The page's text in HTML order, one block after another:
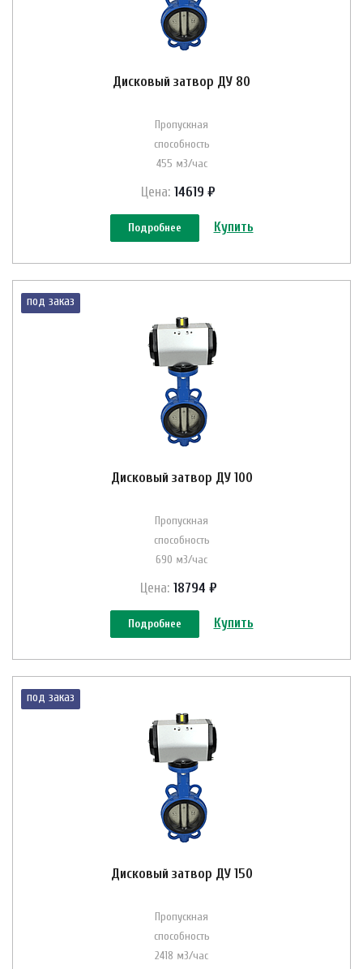
Дисковый затвор ДУ 80
Пропускная
способность
455 м3/час
Цена: 14619 ₽
Подробнее Купить
под заказ
Дисковый затвор ДУ 100
Пропускная
способность
690 м3/час
Цена: 18794 ₽
Подробнее Купить
под заказ
Дисковый затвор ДУ 150
Пропускная
способность
2418 м3/час